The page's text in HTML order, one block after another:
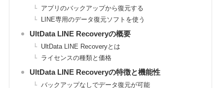
アプリのバックアップから復元する
LINE専用のデータ復元ソフトを使う
UltData LINE Recoveryの概要
UltData LINE Recoveryとは
ライセンスの種類と価格
UltData LINE Recoveryの特徴と機能性
バックアップなしでデータ復元が可能